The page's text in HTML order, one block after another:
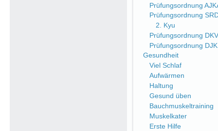
Prüfungsordnung
Prüfungsordnung
2. Kyu
Prüfungsordnung DKV
Prüfungsordnung
Gesundheit
Viel Schlaf
Aufwärmen
Haltung
Gesund üben
Bauchmuskeltraining
Muskelkater
Erste Hilfe